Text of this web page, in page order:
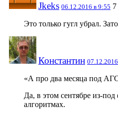
Jkeks 06.12.2016 в 9:55 7
Это только гугл убрал.
Константин
«А про два месяца под
Да, в этом сентябре из-
алгоритмах.